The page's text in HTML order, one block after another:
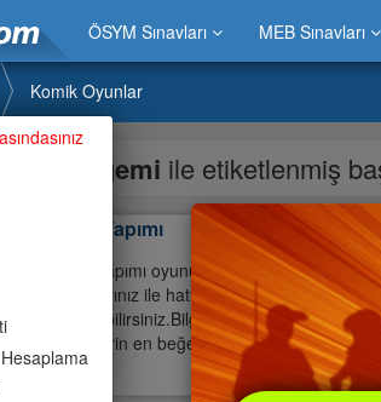
ÖSYM Sınavları MEB Sınavları
Komik Oyunlar
gemi ile etiketlenmiş
Gemi Yapımı
Gemi Yapımı oyunu ilgi çekiyor » Gemi
çocuklarınız ile hatta büyük ebevyenleri
oynayabilirsiniz.Bilgicik oyunda neler var
büyüklerin en beğendiği oyunlardan biri
Gemi